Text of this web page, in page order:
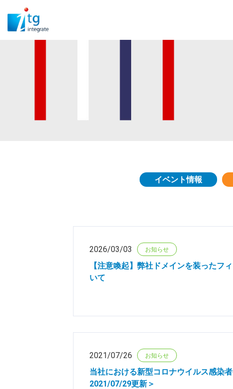
イベント情報
2026/03/03 お知らせ
【注意喚起】弊社ドメインを装ったフ
いて
2021/07/26 お知らせ
当社における新型コロナウイルス感染
2021/07/29更新＞